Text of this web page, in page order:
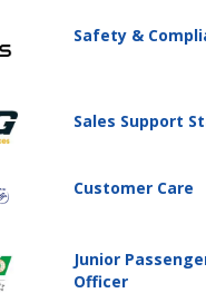
Safety &
Sales Support
Customer Care
Junior
Officer